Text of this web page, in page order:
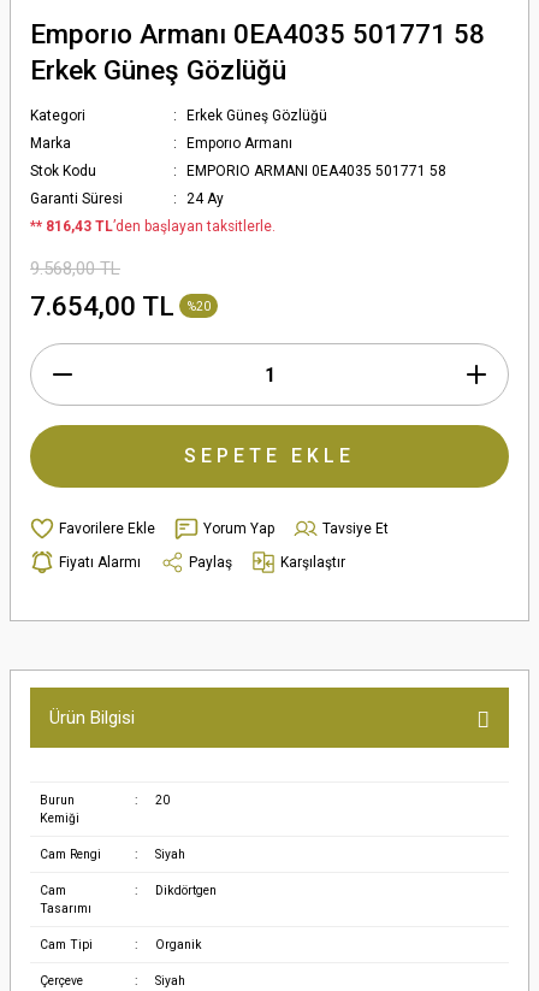
Emporıo Armanı 0EA4035 501771 58
Erkek Güneş Gözlüğü
Kategori
Erkek Güneş Gözlüğü
Marka
Emporıo Armanı
Stok Kodu
EMPORIO ARMANI 0EA4035 501771 58
Garanti Süresi
24 Ay
** 816,43 TL’den başlayan taksitlerle.
9.568,00 TL
7.654,00 TL %20
SEPETE EKLE
Yorum Yap
Tavsiye Et
Fiyatı Alarmı
Paylaş Karşılaştır
Ürün Bilgisi
Burun
Kemiği
: 20
Cam Rengi : Siyah
Cam
Tasarımı
: Dikdörtgen
Cam Tipi : Organik
Çerçeve
: Siyah